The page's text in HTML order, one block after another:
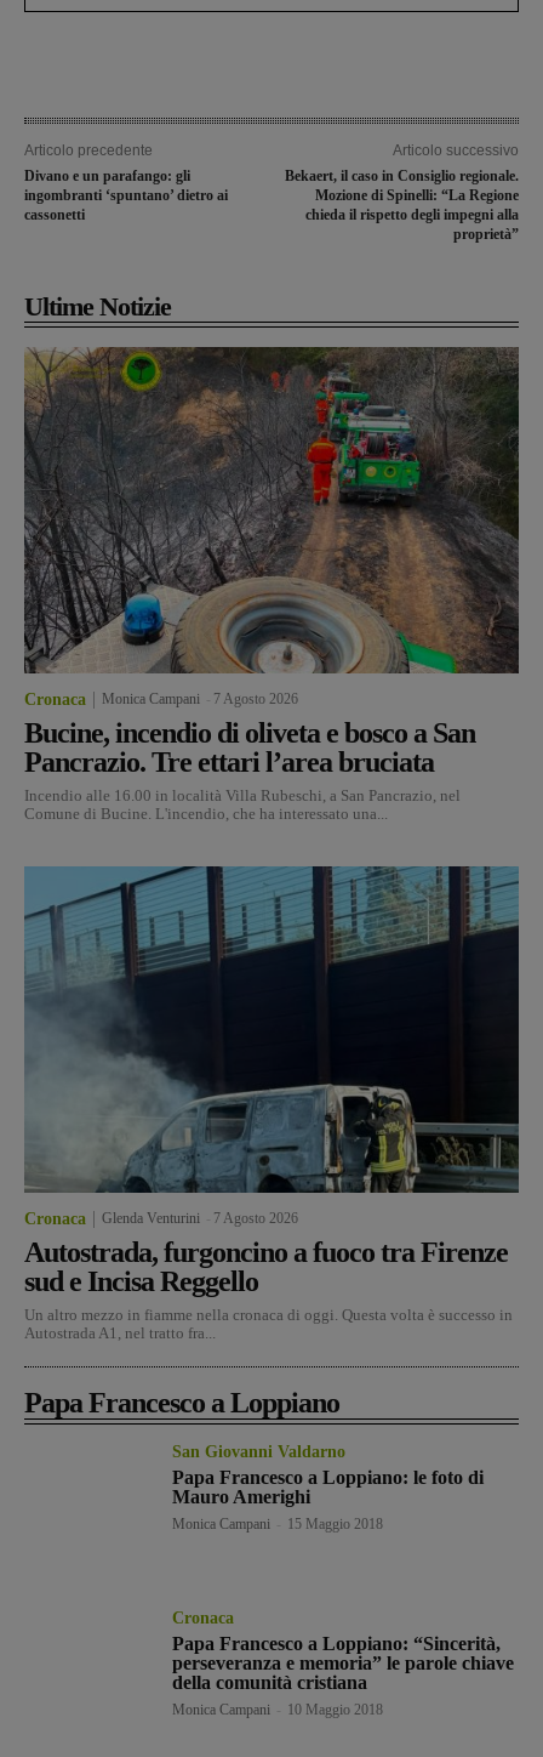
Articolo precedente
Divano e un parafango: gli
ingombranti ‘spuntano’ dietro ai
cassonetti
Articolo successivo
Bekaert, il caso in Consiglio regionale.
Mozione di Spinelli: “La Regione
chieda il rispetto degli impegni alla
proprietà”
Ultime Notizie
Cronaca Monica Campani 7 Agosto 2026
Bucine, incendio di oliveta e bosco a San
Pancrazio. Tre ettari l’area bruciata
Incendio alle 16.00 in località Villa Rubeschi, a San Pancrazio, nel
Comune di Bucine. L'incendio, che ha interessato una...
Cronaca Glenda Venturini 7 Agosto 2026
Autostrada, furgoncino a fuoco tra Firenze
sud e Incisa Reggello
Un altro mezzo in fiamme nella cronaca di oggi. Questa volta è successo in
Autostrada A1, nel tratto fra...
Papa Francesco a Loppiano
San Giovanni Valdarno
Papa Francesco a Loppiano: le foto di
Mauro Amerighi
Monica Campani 15 Maggio 2018
Cronaca
Papa Francesco a Loppiano: “Sincerità,
perseveranza e memoria” le parole chiave
della comunità cristiana
Monica Campani 10 Maggio 2018